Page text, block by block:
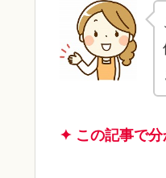
✦ この記事で